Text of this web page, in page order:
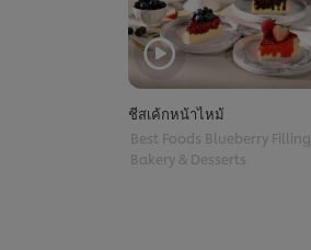
ชีสเค้กหน้าไหม้
Best Foods Blueberry Filling
Bakery & Desserts